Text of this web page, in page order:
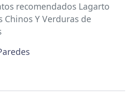
recomendados Lagarto
Chinos Y Verduras de